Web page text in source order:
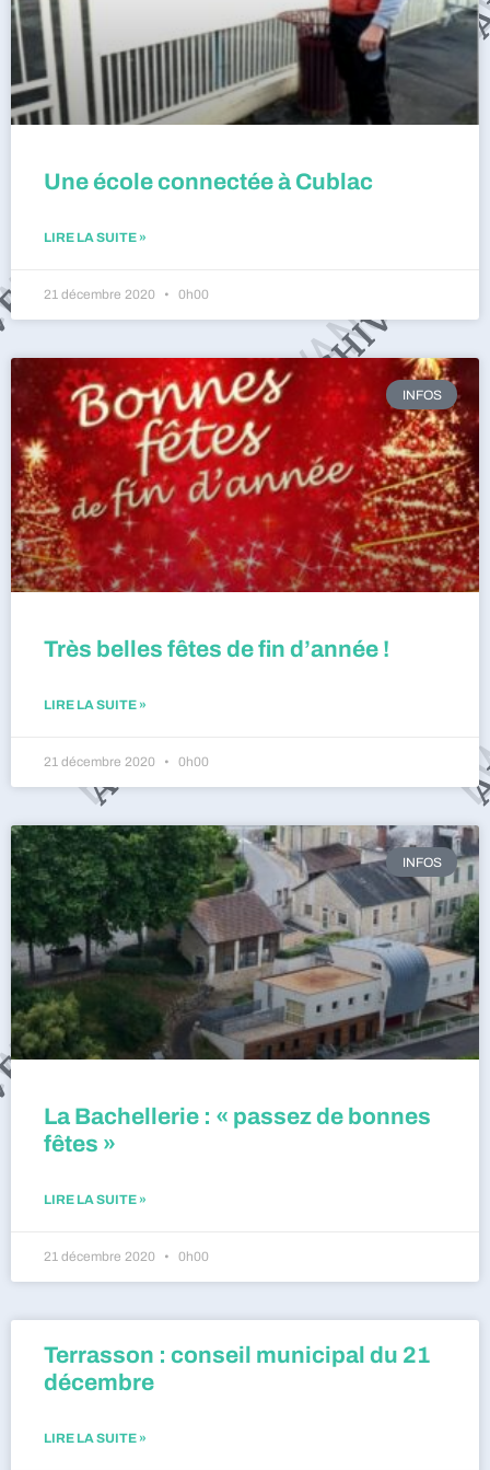
Une école connectée à Cublac
LIRE LA SUITE »
21 décembre 2020 0h00
INFOS
Très belles fêtes de fin d’année !
LIRE LA SUITE »
21 décembre 2020 0h00
INFOS
La Bachellerie : « passez de bonnes
fêtes »
LIRE LA SUITE »
21 décembre 2020 0h00
Terrasson : conseil municipal du 21
décembre
LIRE LA SUITE »